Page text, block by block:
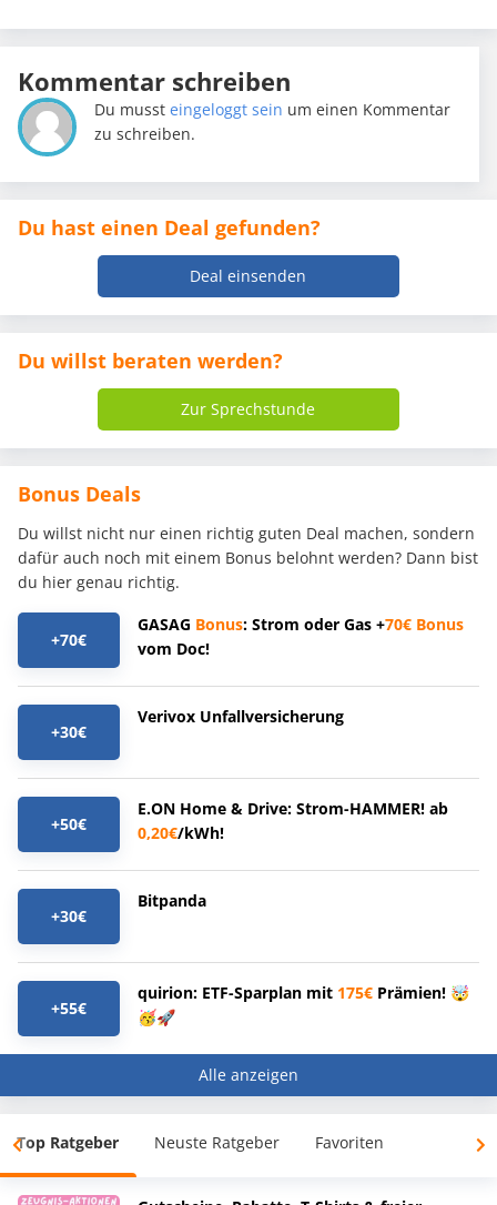
Kommentar schreiben
Du mussteingeloggt sein um einen Kommentar
zu schreiben.
Du hast einen Deal gefunden?
Deal einsenden
Du willst beraten werden?
Zur Sprechstunde
Bonus Deals
Du willst nicht nur einen richtig guten Deal machen, sondern
dafür auch noch mit einem Bonus belohnt werden? Dann bist
du hier genau richtig.
+70€
GASAG Bonus: Strom oder Gas +70€ Bonus
vom Doc!
+30€
Verivox Unfallversicherung
+50€
E.ON Home & Drive: Strom-HAMMER! ab
0,20€/kWh!
+30€
Bitpanda
+55€
quirion: ETF-Sparplan mit 175€ Prämien! 🤯
🥳🚀
Alle anzeigen
Top Ratgeber Neuste Ratgeber Favoriten